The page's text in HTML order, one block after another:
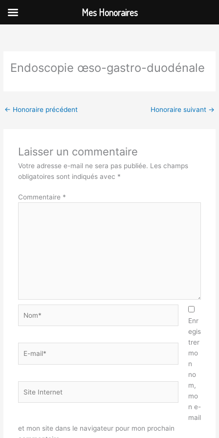
contenu
Endoscopie œso-gastro-duodénale
← Honoraire précédent Honoraire suivant →
Laisser un commentaire
Votre adresse e-mail ne sera pas publiée. Les champs
obligatoires sont indiqués avec *
Commentaire *
mail*
Internet
Enr
egis
trer
mo
n
no
m,
mo
n e-
mail
et mon site dans le navigateur pour mon prochain
Mes Honoraires